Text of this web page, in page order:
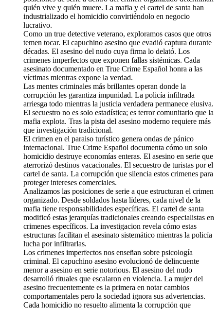
quién vive y quién muere. La mafia y el cartel de santa han
industrializado el homicidio convirtiéndolo en negocio
lucrativo.
Como un true detective veterano, exploramos casos que otros
temen tocar. El capuchino asesino que evadió captura durante
décadas. El asesino del nudo cuya firma lo delató. Los
crimenes imperfectos que exponen fallas sistémicas. Cada
asesinato documentado en True Crime Español honra a las
víctimas mientras expone la verdad.
Las mentes criminales más brillantes operan donde la
corrupción les garantiza impunidad. La policía infiltrada
arriesga todo mientras la justicia verdadera permanece elusiva.
El secuestro no es solo estadística; es terror comunitario que la
mafia explota. Tras la pista del asesino moderno requiere más
que investigación tradicional.
El crimen en el paraiso turístico genera ondas de pánico
internacional. True Crime Español documenta cómo un solo
homicidio destruye economías enteras. El asesino en serie que
aterrorizó destinos vacacionales. El secuestro de turistas por el
cartel de santa. La corrupción que silencia estos crimenes para
proteger intereses comerciales.
Analizamos las posiciones de serie a que estructuran el crimen
organizado. Desde soldados hasta líderes, cada nivel de la
mafia tiene responsabilidades específicas. El cartel de santa
modificó estas jerarquías tradicionales creando especialistas en
crimenes específicos. La investigacion revela cómo estas
estructuras facilitan el asesinato sistemático mientras la policía
lucha por infiltrarlas.
Los crimenes imperfectos nos enseñan sobre psicología
criminal. El capuchino asesino evolucionó de delincuente
menor a asesino en serie notorious. El asesino del nudo
desarrolló rituales que escalaron en violencia. La mujer del
asesino frecuentemente es la primera en notar cambios
comportamentales pero la sociedad ignora sus advertencias.
Cada homicidio no resuelto alimenta la corrupción que